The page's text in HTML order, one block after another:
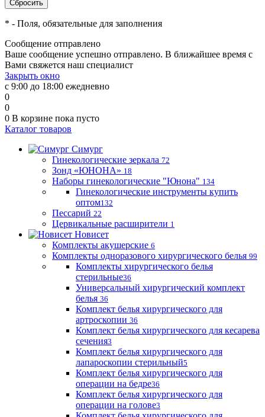
* - Поля, обязательные для заполнения
Сообщение отправлено
Ваше сообщение успешно отправлено. В ближайшее время с
Вами свяжется наш специалист
Закрыть окно
с 9:00 до 18:00 ежедневно
0
0
0 В корзине пока пусто
Каталог товаров
Симург
Гинекологические зеркала 72
Зонд «ЮНОНА» 18
Наборы гинекологические "Юнона" 134
Гинекологические инструменты купить
оптом132
Пессарий 22
Цервикальные расширители 1
Новисет
Комплекты акушерские 6
Комплекты одноразового хирургического белья 99
Комплекты хирургического белья
стерильные36
Универсальный хирургический комплект
белья 36
Комплект белья хирургического для
артроскопии 36
Комплект белья хирургического для кесарева
сечения3
Комплект белья хирургического для
лапароскопии стерильный5
Комплект белья хирургического для
операции на бедре36
Комплект белья хирургического для
операции на голове3